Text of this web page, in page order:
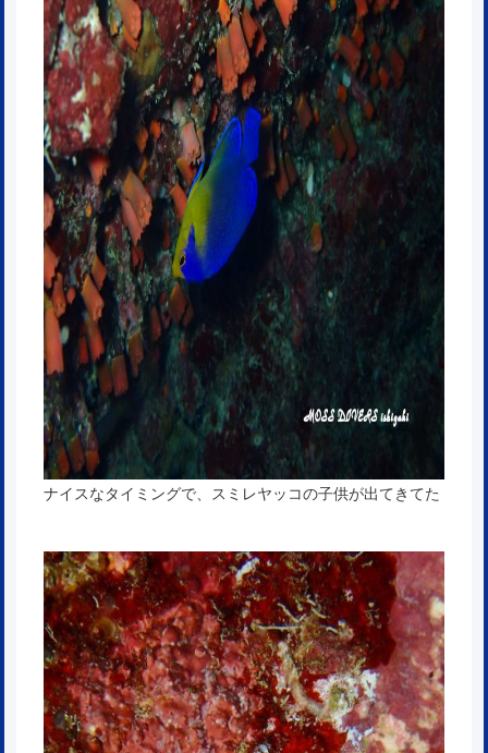
ナイスなタイミングで、スミレヤッコの子供が出てきてた